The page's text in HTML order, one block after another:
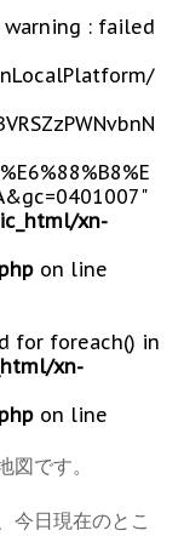
warning : failed
xn-
on line
for foreach() in
xn-
on line
です。
今日現在のとこ